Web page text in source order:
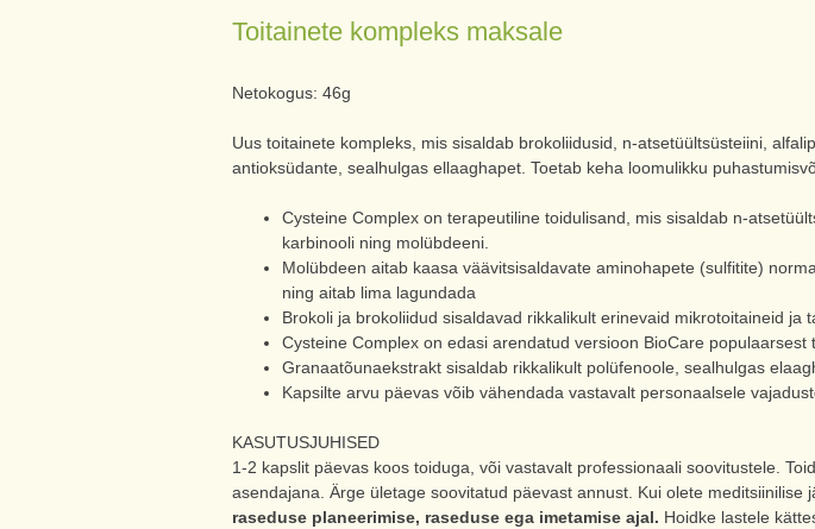
Toitainete kompleks maksale
Netokogus: 46g
Uus toitainete kompleks, mis sisaldab brokoliidusid, n-atsetüültsüsteiini,
antioksüdante, sealhulgas ellaaghapet. Toetab keha loomulikku
Cysteine Complex on terapeutiline toidulisand, mis sisaldab n-
karbinooli ning molübdeeni.
Molübdeen aitab kaasa väävitsisaldavate aminohapete (sulfitite)
ning aitab lima lagundada
Brokoli ja brokoliidud sisaldavad rikkalikult erinevaid mikrotoitaineid ja
Cysteine Complex on edasi arendatud versioon BioCare populaarsest
Granaatõunaekstrakt sisaldab rikkalikult polüfenoole, sealhulgas
Kapsilte arvu päevas võib vähendada vastavalt personaalsele
KASUTUSJUHISED
1-2 kapslit päevas koos toiduga, või vastavalt professionaali soovitustele.
asendajana. Ärge ületage soovitatud päevast annust. Kui olete meditsiinilise
raseduse planeerimise, raseduse ega imetamise ajal. Hoidke lastele